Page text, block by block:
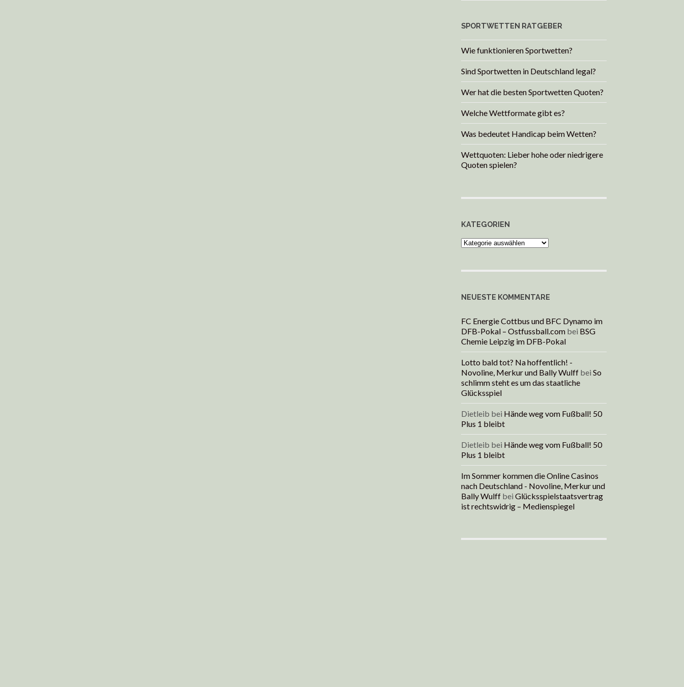
SPORTWETTEN RATGEBER
Wie funktionieren Sportwetten?
Sind Sportwetten in Deutschland legal?
Wer hat die besten Sportwetten Quoten?
Welche Wettformate gibt es?
Was bedeutet Handicap beim Wetten?
Wettquoten: Lieber hohe oder niedrigere
Quoten spielen?
KATEGORIEN
Kategorien
NEUESTE KOMMENTARE
FC Energie Cottbus und BFC Dynamo im
DFB-Pokal – Ostfussball.com bei BSG
Chemie Leipzig im DFB-Pokal
Lotto bald tot? Na hoffentlich! -
Novoline, Merkur und Bally Wulff bei So
schlimm steht es um das staatliche
Glücksspiel
Dietleib bei Hände weg vom Fußball! 50
Plus 1 bleibt
Dietleib bei Hände weg vom Fußball! 50
Plus 1 bleibt
Im Sommer kommen die Online Casinos
nach Deutschland - Novoline, Merkur und
Bally Wulff bei Glücksspielstaatsvertrag
ist rechtswidrig – Medienspiegel